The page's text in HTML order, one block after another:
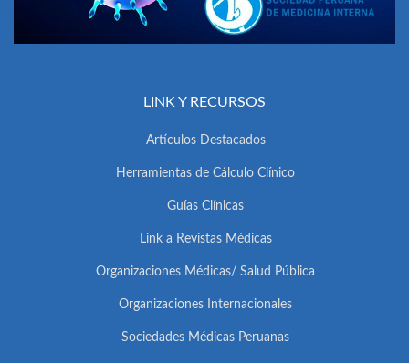
LINK Y RECURSOS
Artículos Destacados
Herramientas de Cálculo Clínico
Guías Clínicas
Link a Revistas Médicas
Organizaciones Médicas/ Salud Pública
Organizaciones Internacionales
Sociedades Médicas Peruanas